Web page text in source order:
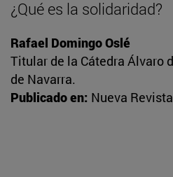
¿Qué es la solidaridad?
Rafael Domingo Oslé
Titular de la Cátedra Álvaro
de Navarra.
Publicado en: Nueva Revista